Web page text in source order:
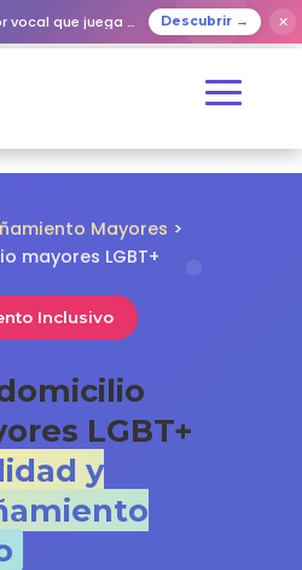
con tus seres queridos Descubrir → ✕
Mayores >
mayores LGBT+
Inclusivo
LGBT+
y